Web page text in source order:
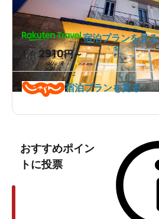
1泊2910円～
宿泊プランを見る
宿泊プランを見る
おすすめポイン
トに投票